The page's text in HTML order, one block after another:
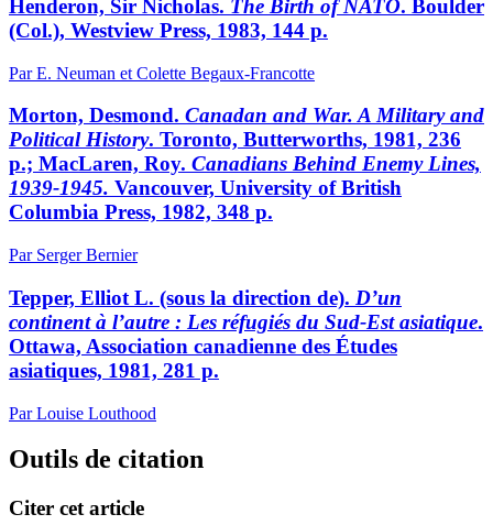
Henderon, Sir Nicholas. The Birth of NATO. Boulder
(Col.), Westview Press, 1983, 144 p.
Par E. Neuman et Colette Begaux-Francotte
Morton, Desmond. Canadan and War. A Military and
Political History. Toronto, Butterworths, 1981, 236
p.; MacLaren, Roy. Canadians Behind Enemy Lines,
1939-1945. Vancouver, University of British
Columbia Press, 1982, 348 p.
Par Serger Bernier
Tepper, Elliot L. (sous la direction de). D’un
continent à l’autre : Les réfugiés du Sud-Est asiatique.
Ottawa, Association canadienne des Études
asiatiques, 1981, 281 p.
Par Louise Louthood
Outils de citation
Citer cet article